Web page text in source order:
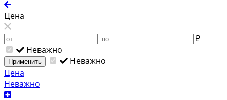
Цена
₽
Неважно
Применить
Неважно
Цена
Неважно